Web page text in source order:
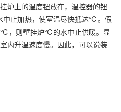
炉上的温度钮放在，温控器的钮
止加热，使室温尽快抵达℃。假
℃，则壁挂炉℃的水中止供暖。显
内升温速度慢。因此，可以说装